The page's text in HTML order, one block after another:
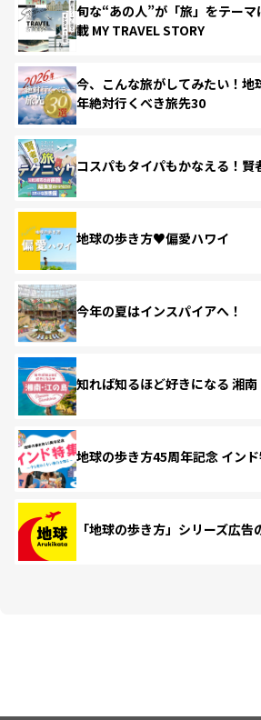
旬な“あの人”が「旅」をテー
載 MY TRAVEL STORY
今、こんな旅がしてみたい！
年絶対行くべき旅先30
コスパもタイパもかなえる！賢
地球の歩き方♥偏愛ハワイ
今年の夏はインスパイアへ！
知れば知るほど好きになる 湘
地球の歩き方45周年記念 イン
「地球の歩き方」シリーズ広告